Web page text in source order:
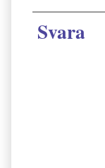
Svara